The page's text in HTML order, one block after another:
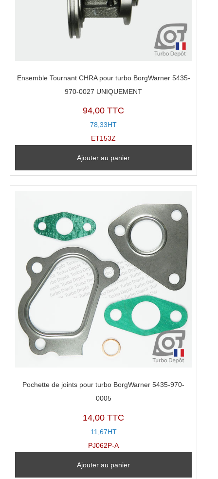
Ensemble Tournant CHRA pour turbo BorgWarner 5435-
970-0027 UNIQUEMENT
94,00 TTC
78,33HT
ET153Z
Ajouter au panier
Pochette de joints pour turbo BorgWarner 5435-970-
0005
14,00 TTC
11,67HT
PJ062P-A
Ajouter au panier